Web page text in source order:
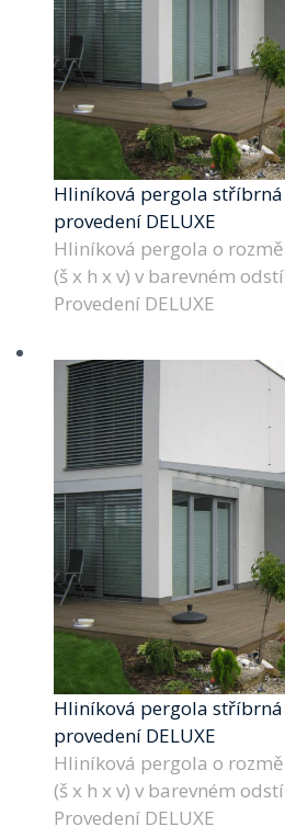
Hliníková pergola stříbrná
provedení DELUXE
Hliníková pergola o
(š x h x v) v barevném
Provedení DELUXE
Hliníková pergola stříbrná
provedení DELUXE
Hliníková pergola o
(š x h x v) v barevném
Provedení DELUXE